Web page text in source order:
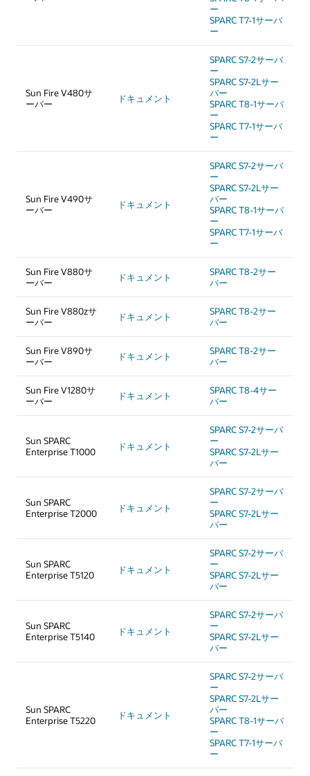
ー
SPARC T7-1サーバ
ー
Sun Fire V480サ
ーバー
ドキュメント
SPARC S7-2サーバ
ー
SPARC S7-2Lサー
バー
SPARC T8-1サーバ
ー
SPARC T7-1サーバ
ー
Sun Fire V490サ
ーバー
ドキュメント
SPARC S7-2サーバ
ー
SPARC S7-2Lサー
バー
SPARC T8-1サーバ
ー
SPARC T7-1サーバ
ー
Sun Fire V880サ
ーバー
ドキュメント
SPARC T8-2サー
バー
Sun Fire V880zサ
ーバー
ドキュメント
SPARC T8-2サー
バー
Sun Fire V890サ
ーバー
ドキュメント
SPARC T8-2サー
バー
Sun Fire V1280サ
ーバー
ドキュメント
SPARC T8-4サー
バー
Sun SPARC
Enterprise T1000
ドキュメント
SPARC S7-2サーバ
ー
SPARC S7-2Lサー
バー
Sun SPARC
Enterprise T2000
ドキュメント
SPARC S7-2サーバ
ー
SPARC S7-2Lサー
バー
Sun SPARC
Enterprise T5120
ドキュメント
SPARC S7-2サーバ
ー
SPARC S7-2Lサー
バー
Sun SPARC
Enterprise T5140
ドキュメント
SPARC S7-2サーバ
ー
SPARC S7-2Lサー
バー
Sun SPARC
Enterprise T5220
ドキュメント
SPARC S7-2サーバ
ー
SPARC S7-2Lサー
バー
SPARC T8-1サーバ
ー
SPARC T7-1サーバ
ー